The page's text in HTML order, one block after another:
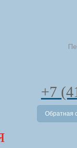
+7
Обратная